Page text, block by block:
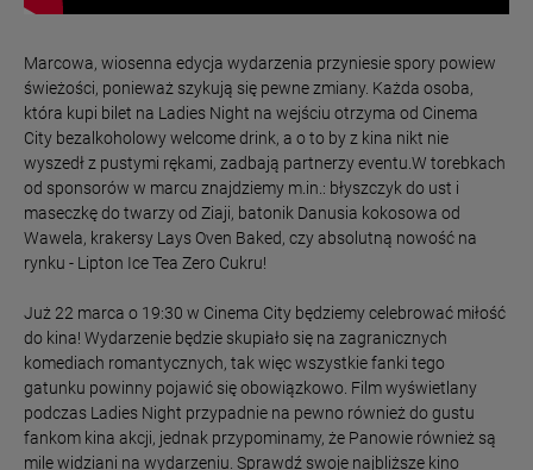
Marcowa, wiosenna edycja wydarzenia przyniesie spory powiew
świeżości, ponieważ szykują się pewne zmiany. Każda osoba,
która kupi bilet na Ladies Night na wejściu otrzyma od Cinema
City bezalkoholowy welcome drink, a o to by z kina nikt nie
wyszedł z pustymi rękami, zadbają partnerzy eventu.W torebkach
od sponsorów w marcu znajdziemy m.in.: błyszczyk do ust i
maseczkę do twarzy od Ziaji, batonik Danusia kokosowa od
Wawela, krakersy Lays Oven Baked, czy absolutną nowość na
rynku - Lipton Ice Tea Zero Cukru!
Już 22 marca o 19:30 w Cinema City będziemy celebrować miłość
do kina! Wydarzenie będzie skupiało się na zagranicznych
komediach romantycznych, tak więc wszystkie fanki tego
gatunku powinny pojawić się obowiązkowo. Film wyświetlany
podczas Ladies Night przypadnie na pewno również do gustu
fankom kina akcji, jednak przypominamy, że Panowie również są
mile widziani na wydarzeniu. Sprawdź swoje najbliższe kino